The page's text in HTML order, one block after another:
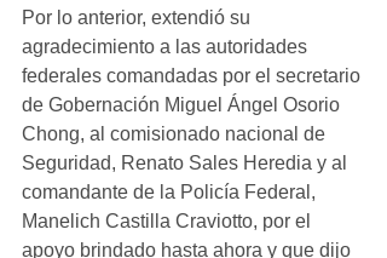
Por lo anterior, extendió su
agradecimiento a las autoridades
federales comandadas por el secretario
de Gobernación Miguel Ángel Osorio
Chong, al comisionado nacional de
Seguridad, Renato Sales Heredia y al
comandante de la Policía Federal,
Manelich Castilla Craviotto, por el
apoyo brindado hasta ahora y que dijo